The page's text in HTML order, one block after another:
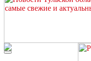
Читайте последние
“ЗаНовомосковск”